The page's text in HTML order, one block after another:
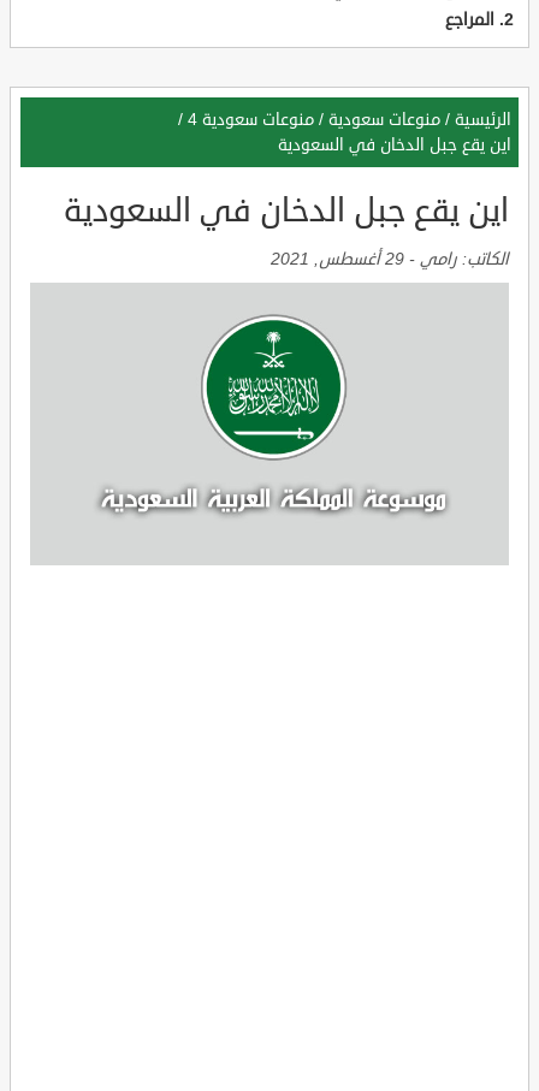
المراجع
الرئيسية / منوعات سعودية / منوعات سعودية 4
/
اين يقع جبل الدخان في السعودية
اين يقع جبل الدخان في السعودية
الكاتب: رامي - 29 أغسطس, 2021